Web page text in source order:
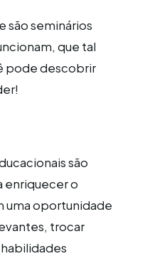
são seminários
que tal
pode descobrir
são
enriquecer o
uma oportunidade
trocar